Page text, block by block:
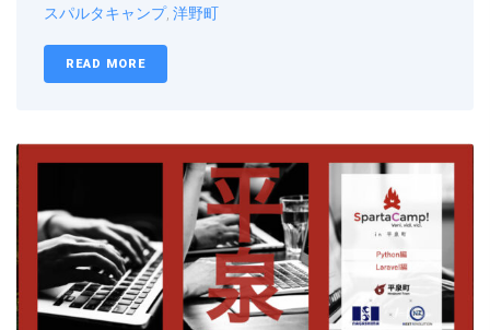
スパルタキャンプ, 洋野町
READ MORE